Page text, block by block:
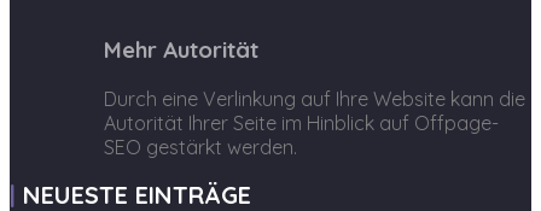
Mehr Autorität
Durch eine Verlinkung auf Ihre Website kann die
Autorität Ihrer Seite im Hinblick auf Offpage-
SEO gestärkt werden.
NEUESTE EINTRÄGE